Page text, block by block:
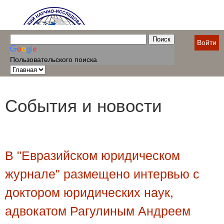
Пользовательского поиска
Войти
События и новости
В "Евразийском юридическом
журнале" размещено интервью с
доктором юридических наук,
адвокатом Рагулиным Андреем